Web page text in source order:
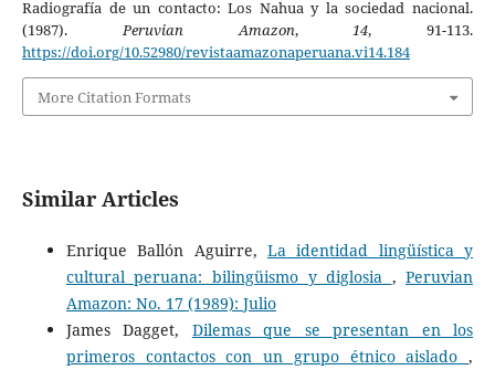
Radiografía de un contacto: Los Nahua y la sociedad nacional.
(1987).Peruvian Amazon,14, 91-113.
https://doi.org/10.52980/revistaamazonaperuana.vi14.184
More Citation Formats
Similar Articles
Enrique Ballón Aguirre, La identidad lingüística y
cultural peruana: bilingüismo y diglosia ,Peruvian
Amazon: No. 17 (1989): Julio
James Dagget, Dilemas que se presentan en los
primeros contactos con un grupo étnico aislado,